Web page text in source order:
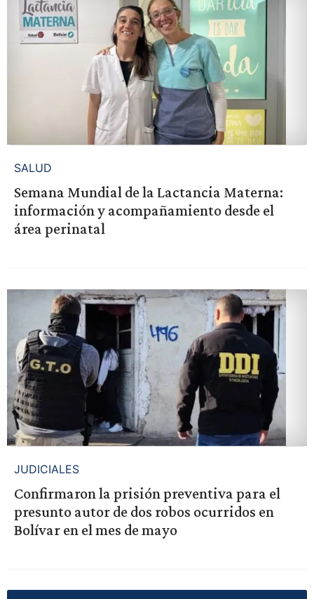
SALUD
Semana Mundial de la Lactancia Materna:
información y acompañamiento desde el
área perinatal
JUDICIALES
Confirmaron la prisión preventiva para el
presunto autor de dos robos ocurridos en
Bolívar en el mes de mayo